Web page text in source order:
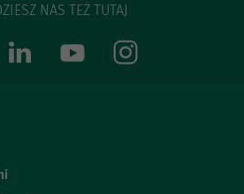
NAS TEŻ TUTAJ